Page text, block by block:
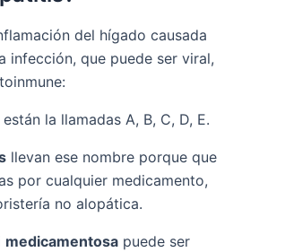
del hígado causada
infección, que puede ser viral,
la llamadas A, B, C, D, E.
llevan ese nombre porque que
por cualquier medicamento,
no alopática.
medicamentosapuede ser